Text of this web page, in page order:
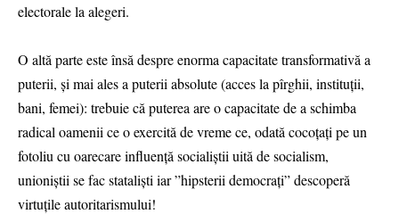
electorale la alegeri.
O altă parte este însă despre enorma capacitate transformativă a
puterii, și mai ales a puterii absolute (acces la pîrghii, instituții,
bani, femei): trebuie că puterea are o capacitate de a schimba
radical oamenii ce o exercită de vreme ce, odată cocoțați pe un
fotoliu cu oarecare influență socialiștii uită de socialism,
unioniștii se fac stataliști iar ”hipsterii democrați” descoperă
virtuțile autoritarismului!